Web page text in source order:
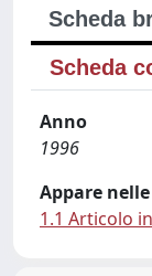
Scheda
Scheda
Anno
1996
Appare
1.1 Articolo